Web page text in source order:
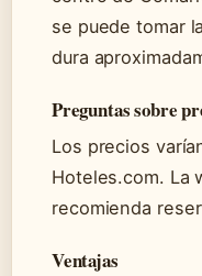
se puede tomar
dura
Preguntas sobre
Los precios
Hoteles.com. La
recomienda
Ventajas